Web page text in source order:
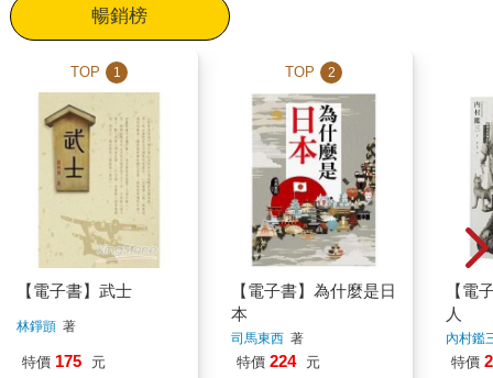
暢銷榜
TOP 1
【電子書】武士
林錚顗 著
特價 175 元
TOP 2
【電子書】為什麼是日
本
司馬東西 著
特價 224 元
【電
人
內村鑑
特價